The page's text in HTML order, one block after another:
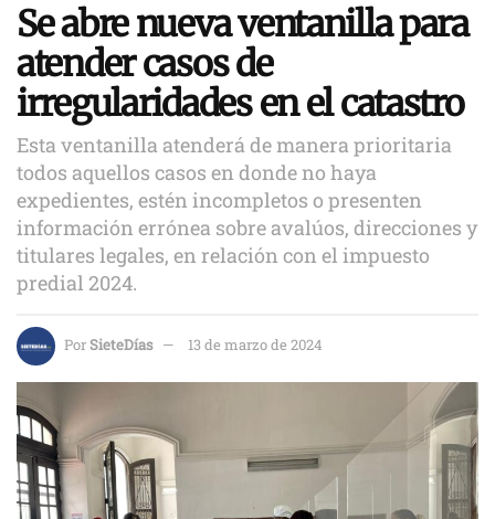
Se abre nueva ventanilla para
atender casos de
irregularidades en el catastro
Esta ventanilla atenderá de manera prioritaria
todos aquellos casos en donde no haya
expedientes, estén incompletos o presenten
información errónea sobre avalúos, direcciones y
titulares legales, en relación con el impuesto
predial 2024.
PorSieteDías 13 de marzo de 2024